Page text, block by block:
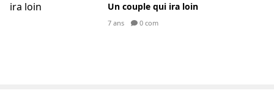
Un couple qui ira loin
7 ans 0 com